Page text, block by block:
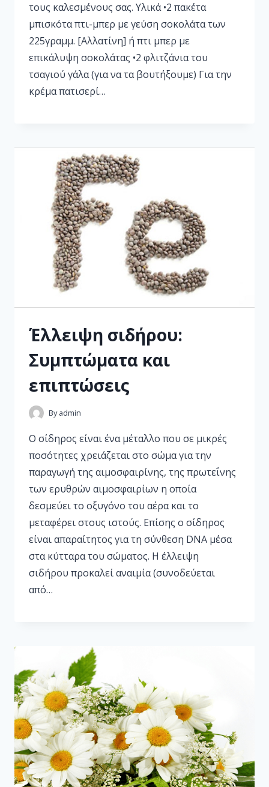
τους καλεσμένους σας. Υλικά •2 πακέτα
μπισκότα πτι-μπερ με γεύση σοκολάτα των
225γραμμ. [Αλλατίνη] ή πτι μπερ με
επικάλυψη σοκολάτας •2 φλιτζάνια του
τσαγιού γάλα (για να τα βουτήξουμε) Για την
κρέμα πατισερί…
Έλλειψη σιδήρου:
Συμπτώματα και
επιπτώσεις
By admin
Ο σίδηρος είναι ένα μέταλλο που σε μικρές
ποσότητες χρειάζεται στο σώμα για την
παραγωγή της αιμοσφαιρίνης, της πρωτεΐνης
των ερυθρών αιμοσφαιρίων η οποία
δεσμεύει το οξυγόνο του αέρα και το
μεταφέρει στους ιστούς. Επίσης ο σίδηρος
είναι απαραίτητος για τη σύνθεση DNA μέσα
στα κύτταρα του σώματος. Η έλλειψη
σιδήρου προκαλεί αναιμία (συνοδεύεται
από…